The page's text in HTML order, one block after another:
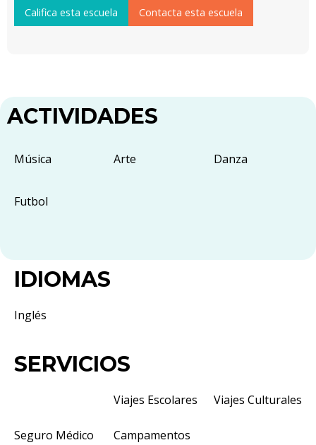
Califica esta escuela Contacta esta escuela
ACTIVIDADES
Música Arte Danza
Futbol
IDIOMAS
Inglés
SERVICIOS
Viajes Escolares Viajes Culturales
Seguro Médico Campamentos